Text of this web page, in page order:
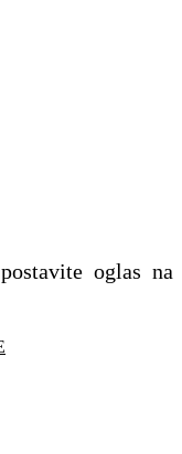
oglas na